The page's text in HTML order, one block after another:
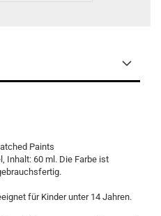
Paints
Inhalt: 60 ml. Die Farbe ist
für Kinder unter 14 Jahren.